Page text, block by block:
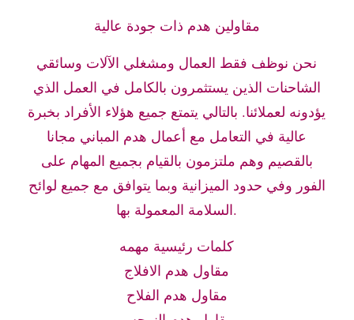
مقاولين هدم ذات جودة عالية
نحن نوظف فقط العمال ومشغلي الآلات وسائقي
الشاحنات الذين يستثمرون بالكامل في العمل الذي
يؤدونه لعملائنا. بالتالي يتمتع جميع هؤلاء الأفراد بخبرة
عالية في التعامل مع أعمال هدم المباني مجانا
بالقصيم وهم ملتزمون بالقيام بجميع المهام على
الفور وفي حدود الميزانية وبما يتوافق مع جميع لوائح
السلامة المعمولة بها.
كلمات رئيسية مهمه
مقاول هدم الافلاج
مقاول هدم الفلاح